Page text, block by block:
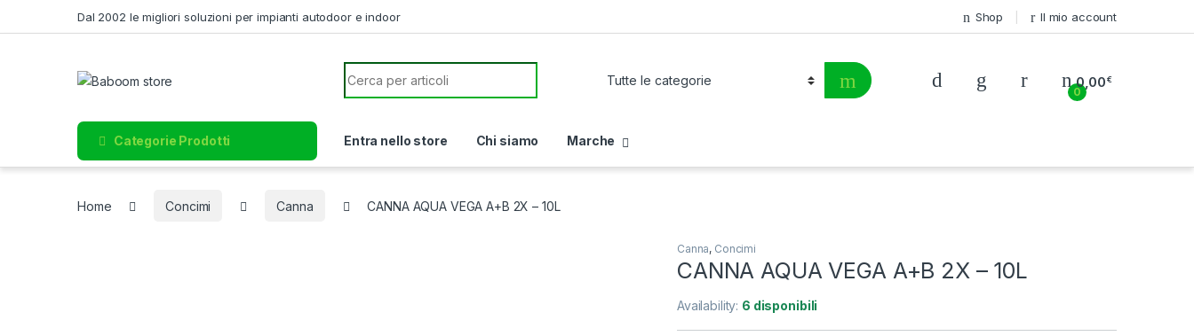
Dal 2002 le migliori soluzioni per impianti autodoor e indoor Shop Il mio account
Search for:
0
0,00€
Categorie Prodotti Entra nello store Chi siamo Marche
Home Concimi Canna CANNA AQUA VEGA A+B 2X – 10L
Canna, Concimi
CANNA AQUA VEGA A+B 2X – 10L
Availability: 6 disponibili